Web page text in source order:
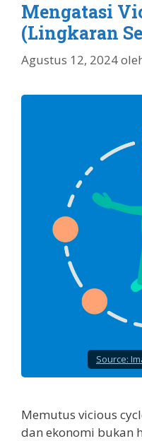
Mengatasi
(Lingkaran
Agustus 12, 2024
Source:
Memutus vicious
dan ekonomi bukan